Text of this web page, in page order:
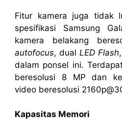
Fitur kamera juga tidak
spesifikasi Samsung
kamera belakang
autofocus, dual LED Flash
dalam ponsel ini.
beresolusi 8 MP dan
video beresolusi
Kapasitas Memori